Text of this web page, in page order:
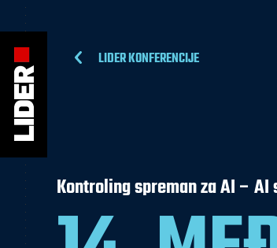
LIDER KONFERENCIJE
Kontroling spreman za AI –